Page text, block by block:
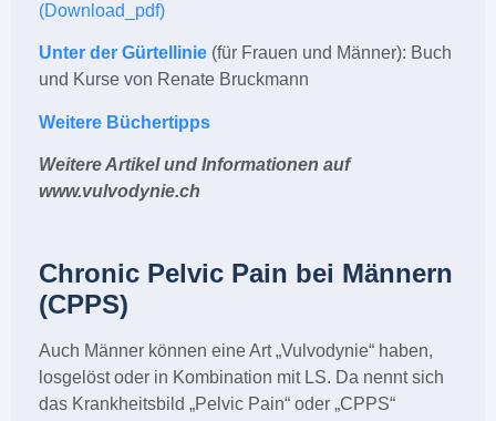
(Download_pdf)
Unter der Gürtellinie (für Frauen und Männer): Buch
und Kurse von Renate Bruckmann
Weitere Büchertipps
Weitere Artikel und Informationen auf
www.vulvodynie.ch
Chronic Pelvic Pain bei Männern
(CPPS)
Auch Männer können eine Art „Vulvodynie“ haben,
losgelöst oder in Kombination mit LS. Da nennt sich
das Krankheitsbild „Pelvic Pain“ oder „CPPS“